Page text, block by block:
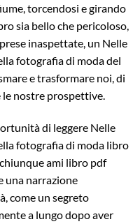
torcendosi e girando
sia bello che pericoloso,
inaspettate, un Nelle
fotografia di moda del
e trasformare noi, di
nostre prospettive.
di leggere Nelle
fotografia di moda libro
ami libro pdf
una narrazione
come un segreto
a lungo dopo aver